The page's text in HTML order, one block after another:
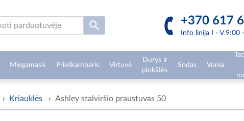
+370 617
Info linija I - V 9:00
Miegamasis Prieškambaris Virtuvė
Durys ir
plokštės
Sodas Vonia
› Kriauklės › Ashley stalviršio praustuvas 50